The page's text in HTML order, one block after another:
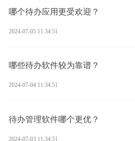
哪个待办应用更受欢迎？
2024-07-05 11:34:51
哪些待办软件较为靠谱？
2024-07-04 11:34:51
待办管理软件哪个更优？
2024-07-03 11:34:51